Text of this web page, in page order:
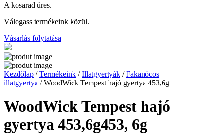
A kosarad üres.
Válogass termékeink közül.
Vásárlás folytatása
Kezdőlap /Termékeink /Illatgyertyák /Fakanócos
illatgyertya / WoodWick Tempest hajó gyertya 453,6g
WoodWick Tempest hajó
gyertya 453,6g453, 6g